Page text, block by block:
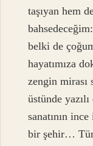
taşıyan hem
belki de
hayatımıza
zengin
üstünde
sanatının
bir şehir…